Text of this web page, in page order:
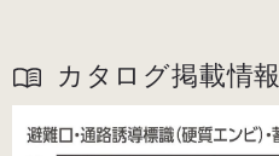
カタログ掲載情報